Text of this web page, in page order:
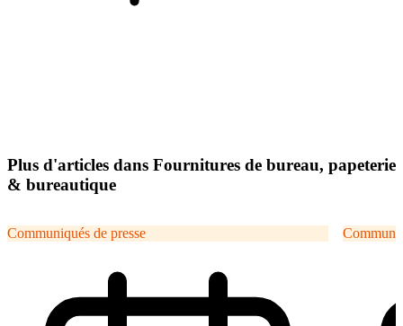
Plus d'articles dans Fournitures de bureau, papeterie
& bureautique
Communiqués de presse